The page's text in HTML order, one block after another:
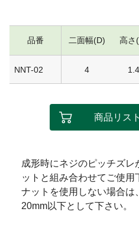
品番 二面幅(D) 高さ
NNT-02 4 1.4
商品リス
成形時にネジのピッチズ
ットと組み合わせてご使用
ナットを使用しない場合は
20mm以下として下さい。